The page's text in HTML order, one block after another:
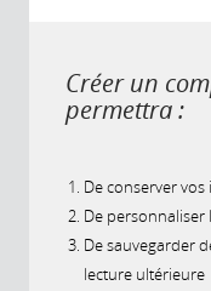
Créer un
permettra :
De conserver
De personnaliser
De sauvegarder
lecture ultérieure